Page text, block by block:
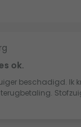
ok.
beschadigd. Ik